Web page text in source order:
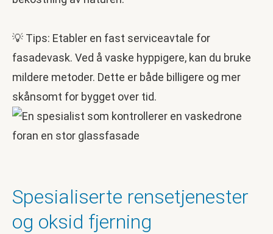
💡 Tips: Etabler en fast serviceavtale for
fasadevask. Ved å vaske hyppigere, kan du bruke
mildere metoder. Dette er både billigere og mer
skånsomt for bygget over tid.
Spesialiserte rensetjenester
og oksid fjerning